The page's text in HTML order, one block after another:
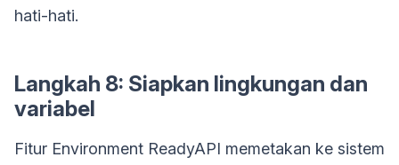
hati-hati.
Langkah 8: Siapkan lingkungan dan
variabel
Fitur Environment ReadyAPI memetakan ke sistem